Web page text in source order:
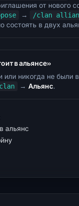
от нового
→ /clan
состоять в двух
в альянсе»
никогда не были
→ Альянс.
альянс